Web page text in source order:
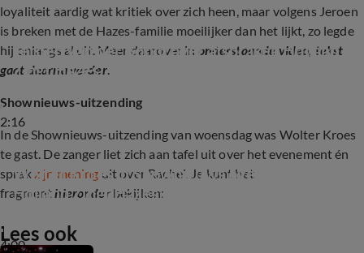
loyaliteit aardig wat kritiek over zich heen, maar volgens Jeroen
is breken met de Hazes-familie moeilijker dan het lijkt, zo legde
hij onlangs al uit. Meer daarover in onderstaande video, tekst
gaat daarna verder.
2:16
Jeroen van der Boom over afspraken Holland
Zingt Hazes
Shownieuws-uitzending
In de Shownieuws-uitzending van woensdag was Wolter Kroes
te gast. De zanger liet zich aan tafel uit over het evenement én
sprak zijn mening uit over Rachel. Je kunt het
fragmenthieronderbekijken:
4:00
Wolter Kroes in Shownieuws over Heel
Holland Zingt Hazes en Rachel
Lees ook